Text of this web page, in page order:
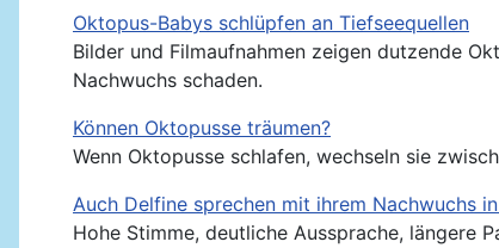
Oktopus-Babys schlüpfen an Tiefseequellen
Bilder und Filmaufnahmen zeigen dutzende
Nachwuchs schaden.
Können Oktopusse träumen?
Wenn Oktopusse schlafen, wechseln sie
Auch Delfine sprechen mit ihrem Nachwuchs
Hohe Stimme, deutliche Aussprache, längere